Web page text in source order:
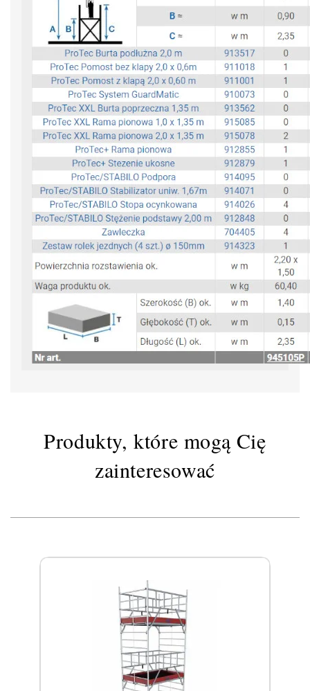
Produkty, które mogą Cię
zainteresować